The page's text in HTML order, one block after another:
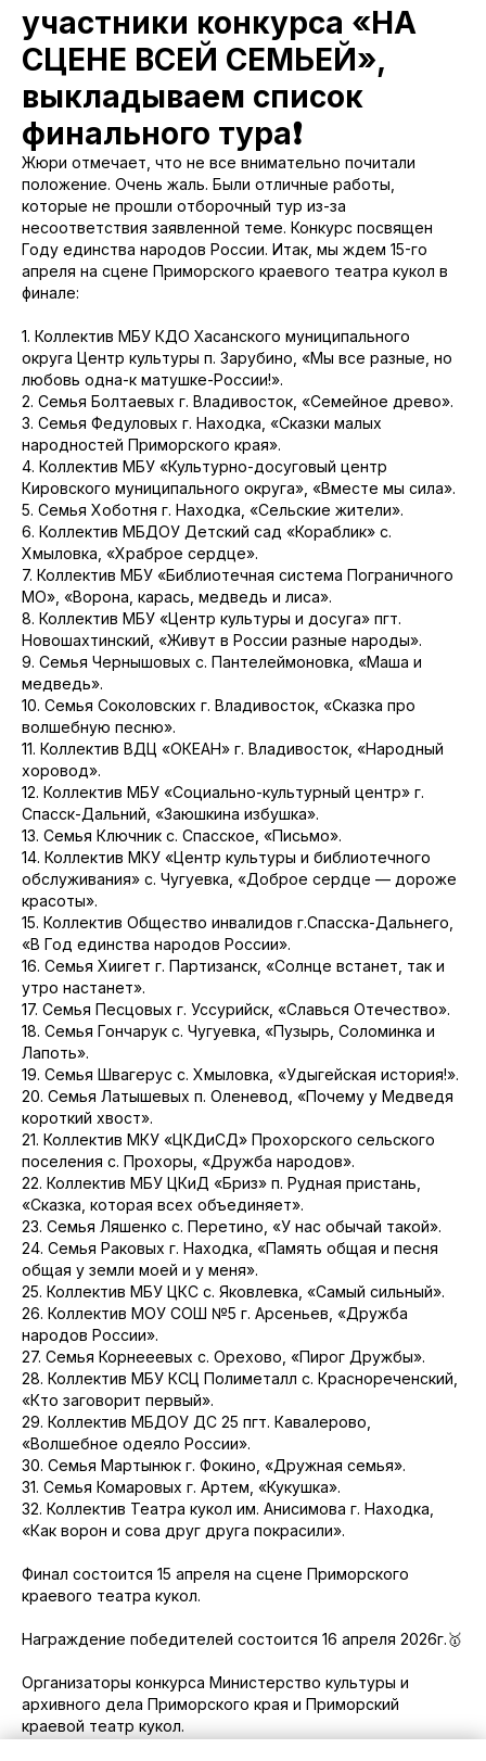
участники конкурса «НА
СЦЕНЕ ВСЕЙ СЕМЬЕЙ»,
выкладываем список
финального тура❗️
Жюри отмечает, что не все внимательно почитали
положение. Очень жаль. Были отличные работы,
которые не прошли отборочный тур из-за
несоответствия заявленной теме. Конкурс посвящен
Году единства народов России. Итак, мы ждем 15-го
апреля на сцене Приморского краевого театра кукол в
финале:
1. Коллектив МБУ КДО Хасанского муниципального
округа Центр культуры п. Зарубино, «Мы все разные, но
любовь одна-к матушке-России!».
2. Семья Болтаевых г. Владивосток, «Семейное древо».
3. Семья Федуловых г. Находка, «Сказки малых
народностей Приморского края».
4. Коллектив МБУ «Культурно-досуговый центр
Кировского муниципального округа», «Вместе мы сила».
5. Семья Хоботня г. Находка, «Сельские жители».
6. Коллектив МБДОУ Детский сад «Кораблик» с.
Хмыловка, «Храброе сердце».
7. Коллектив МБУ «Библиотечная система Пограничного
МО», «Ворона, карась, медведь и лиса».
8. Коллектив МБУ «Центр культуры и досуга» пгт.
Новошахтинский, «Живут в России разные народы».
9. Семья Чернышовых с. Пантелеймоновка, «Маша и
медведь».
10. Семья Соколовских г. Владивосток, «Сказка про
волшебную песню».
11. Коллектив ВДЦ «ОКЕАН» г. Владивосток, «Народный
хоровод».
12. Коллектив МБУ «Социально-культурный центр» г.
Спасск-Дальний, «Заюшкина избушка».
13. Семья Ключник с. Спасское, «Письмо».
14. Коллектив МКУ «Центр культуры и библиотечного
обслуживания» с. Чугуевка, «Доброе сердце — дороже
красоты».
15. Коллектив Общество инвалидов г.Спасска-Дальнего,
«В Год единства народов России».
16. Семья Хиигет г. Партизанск, «Солнце встанет, так и
утро настанет».
17. Семья Песцовых г. Уссурийск, «Славься Отечество».
18. Семья Гончарук с. Чугуевка, «Пузырь, Соломинка и
Лапоть».
19. Семья Швагерус с. Хмыловка, «Удыгейская история!».
20. Семья Латышевых п. Оленевод, «Почему у Медведя
короткий хвост».
21. Коллектив МКУ «ЦКДиСД» Прохорского сельского
поселения с. Прохоры, «Дружба народов».
22. Коллектив МБУ ЦКиД «Бриз» п. Рудная пристань,
«Сказка, которая всех объединяет».
23. Семья Ляшенко с. Перетино, «У нас обычай такой».
24. Семья Раковых г. Находка, «Память общая и песня
общая у земли моей и у меня».
25. Коллектив МБУ ЦКС с. Яковлевка, «Самый сильный».
26. Коллектив МОУ СОШ №5 г. Арсеньев, «Дружба
народов России».
27. Семья Корнееевых с. Орехово, «Пирог Дружбы».
28. Коллектив МБУ КСЦ Полиметалл с. Краснореченский,
«Кто заговорит первый».
29. Коллектив МБДОУ ДС 25 пгт. Кавалерово,
«Волшебное одеяло России».
30. Семья Мартынюк г. Фокино, «Дружная семья».
31. Семья Комаровых г. Артем, «Кукушка».
32. Коллектив Театра кукол им. Анисимова г. Находка,
«Как ворон и сова друг друга покрасили».
Финал состоится 15 апреля на сцене Приморского
краевого театра кукол.
Награждение победителей состоится 16 апреля 2026г.🥇
Организаторы конкурса Министерство культуры и
архивного дела Приморского края и Приморский
краевой театр кукол.